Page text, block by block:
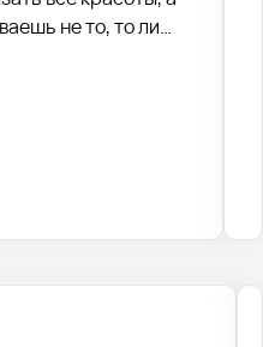
не то, то ли
тогда говорить?